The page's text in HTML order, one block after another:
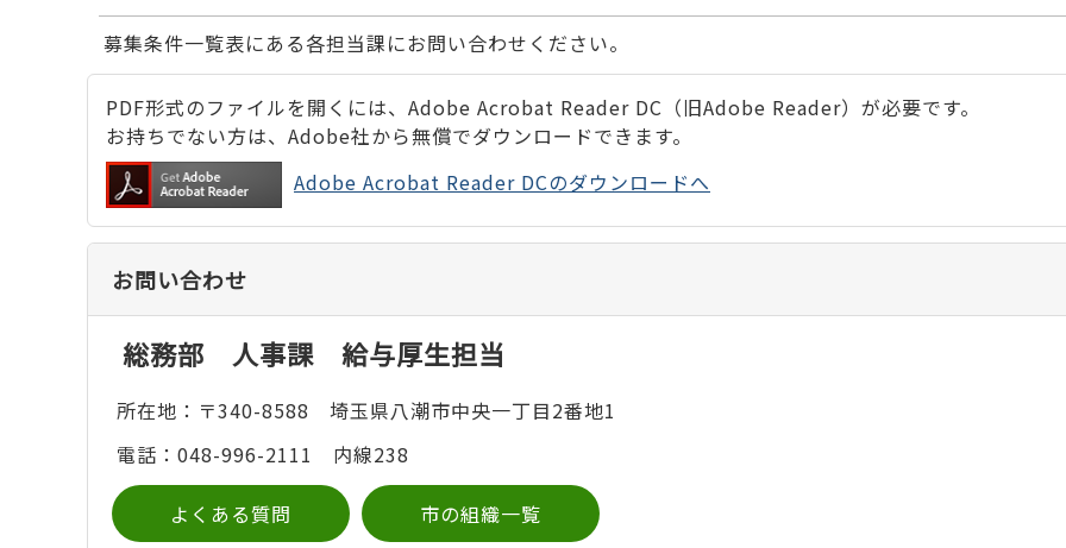
募集条件一覧表にある各担当課にお問い合わせください。
PDF形式のファイルを開くには、Adobe Acrobat Reader DC（旧Adobe Reader）が必要です。
お持ちでない方は、Adobe社から無償でダウンロードできます。
Adobe Acrobat Reader DCのダウンロードへ
お問い合わせ
総務部 人事課 給与厚生担当
所在地：〒340-8588 埼玉県八潮市中央一丁目2番地1
電話：048-996-2111 内線238
よくある質問 市の組織一覧